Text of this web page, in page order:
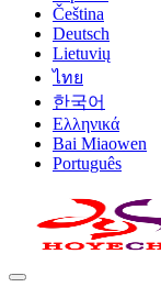
Čeština
Deutsch
Lietuvių
ไทย
한국어
Ελληνικά
Bai Miaowen
Português